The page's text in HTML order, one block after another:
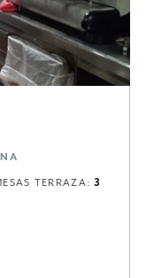
TERRAZA:3